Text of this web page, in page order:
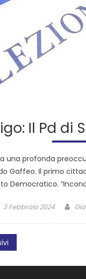
Il Pd
una profonda
Gaffeo. Il primo
Democratico.
3 Febbraio 2024